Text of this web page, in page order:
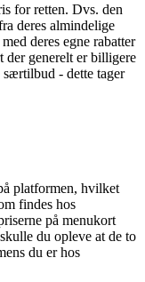
for retten. Dvs. den
deres almindelige
deres egne rabatter
der generelt er billigere
særtilbud - dette tager
platformen, hvilket
findes hos
på menukort
du opleve at de to
du er hos